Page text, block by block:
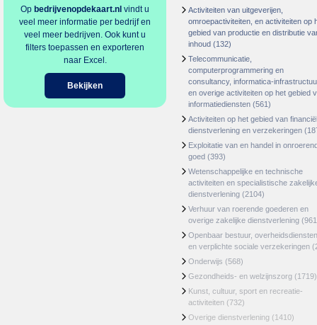
Op bedrijvenopdekaart.nl vindt u
veel meer informatie per bedrijf en
veel meer bedrijven. Ook kunt u
filters toepassen en exporteren
naar Excel.
Bekijken
Activiteiten van uitgeverijen,
omroepactiviteiten, en activiteiten op
gebied van productie en distributie
inhoud (132)
Telecommunicatie,
computerprogrammering en
consultancy, informatica-
en overige activiteiten op het gebied
informatiediensten (561)
Activiteiten op het gebied van
dienstverlening en verzekeringen
Exploitatie van en handel in
goed (393)
Wetenschappelijke en technische
activiteiten en specialistische
dienstverlening (2104)
Verhuur van roerende goederen en
overige zakelijke dienstverlening
Openbaar bestuur, overheidsdiensten
en verplichte sociale verzekeringen
Onderwijs (568)
Gezondheids- en welzijnszorg (1719)
Kunst, cultuur, sport en recreatie-
activiteiten (732)
Overige dienstverlening (1410)